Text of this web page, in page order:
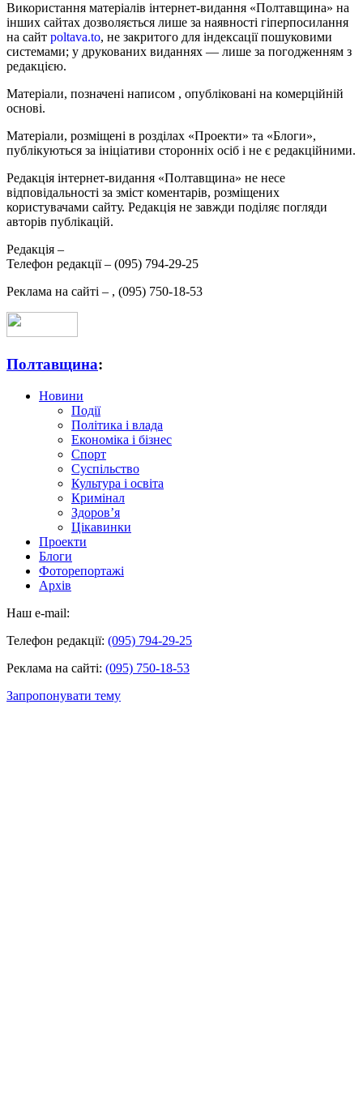
Використання матеріалів інтернет-видання «Полтавщина» на
інших сайтах дозволяється лише за наявності гіперпосилання
на сайт poltava.to, не закритого для індексації пошуковими
системами; у друкованих виданнях — лише за погодженням з
редакцією.
Матеріали, позначені написом , опубліковані на комерційній
основі.
Матеріали, розміщені в розділах «Проекти» та «Блоги»,
публікуються за ініціативи сторонніх осіб і не є редакційними.
Редакція інтернет-видання «Полтавщина» не несе
відповідальності за зміст коментарів, розміщених
користувачами сайту. Редакція не завжди поділяє погляди
авторів публікацій.
Редакція –
Телефон редакції – (095) 794-29-25
Реклама на сайті – , (095) 750-18-53
Полтавщина:
Новини
Події
Політика і влада
Економіка і бізнес
Спорт
Суспільство
Культура і освіта
Кримінал
Здоров’я
Цікавинки
Проекти
Блоги
Фоторепортажі
Архів
Наш e-mail:
Телефон редакції: (095) 794-29-25
Реклама на сайті: (095) 750-18-53
Запропонувати тему